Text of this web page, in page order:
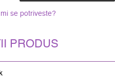
se potriveste?
PRODUS